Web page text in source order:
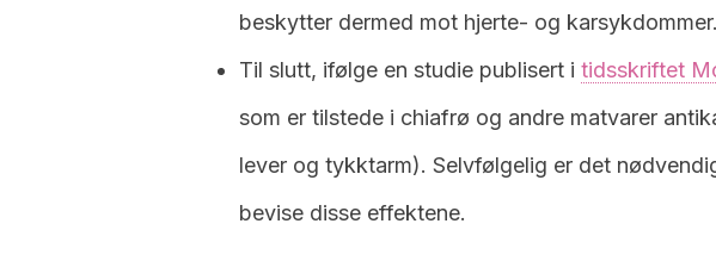
beskytter dermed mot hjerte- og karsykdommer.
Til slutt, ifølge en studie publisert i tidsskriftet
som er tilstede i chiafrø og andre matvarer
lever og tykktarm). Selvfølgelig er det
bevise disse effektene.